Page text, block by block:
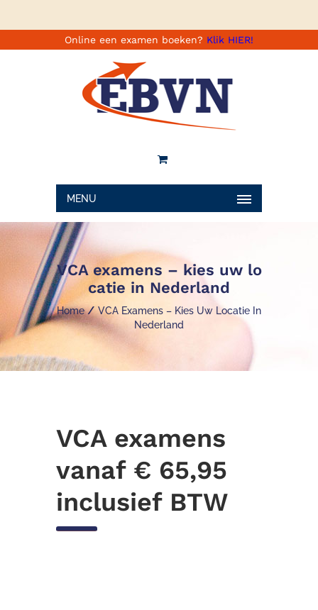
Online een examen boeken? Klik HIER!
MENU
VCA examens – kies uw lo
catie in Nederland
Home
VCA Examens – Kies Uw Locatie In
Nederland
VCA examens
vanaf € 65,95
inclusief BTW